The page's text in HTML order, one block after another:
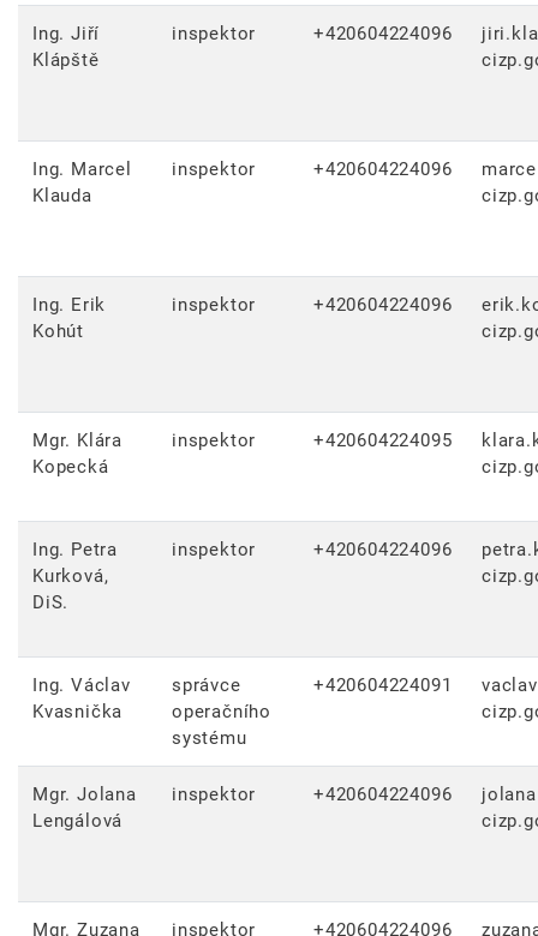
Ing. Jiří
Klápště
inspektor +420604224096
Ing. Marcel
Klauda
inspektor +420604224096
Ing. Erik
Kohút
inspektor +420604224096
Mgr. Klára
Kopecká
inspektor +420604224095
Ing. Petra
Kurková,
DiS.
inspektor +420604224096
Ing. Václav
Kvasnička
správce
operačního
systému
+420604224091
Mgr. Jolana
Lengálová
inspektor +420604224096
Mgr. Zuzana inspektor +420604224096